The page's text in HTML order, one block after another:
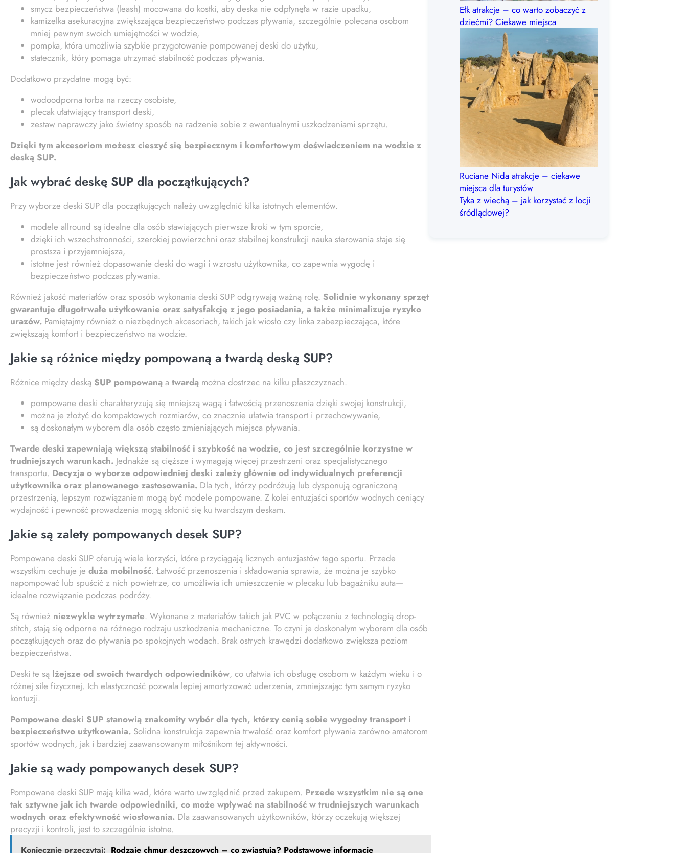
smycz bezpieczeństwa (leash) mocowana do kostki, aby deska nie odpłynęła w razie upadku,
kamizelka asekuracyjna zwiększająca bezpieczeństwo podczas pływania, szczególnie polecana osobom
mniej pewnym swoich umiejętności w wodzie,
pompka, która umożliwia szybkie przygotowanie pompowanej deski do użytku,
statecznik, który pomaga utrzymać stabilność podczas pływania.
Dodatkowo przydatne mogą być:
wodoodporna torba na rzeczy osobiste,
plecak ułatwiający transport deski,
zestaw naprawczy jako świetny sposób na radzenie sobie z ewentualnymi uszkodzeniami sprzętu.
Dzięki tym akcesoriom możesz cieszyć się bezpiecznym i komfortowym doświadczeniem na wodzie z
deską SUP.
Jak wybrać deskę SUP dla początkujących?
Przy wyborze deski SUP dla początkujących należy uwzględnić kilka istotnych elementów.
modele allround są idealne dla osób stawiających pierwsze kroki w tym sporcie,
dzięki ich wszechstronności, szerokiej powierzchni oraz stabilnej konstrukcji nauka sterowania staje się
prostsza i przyjemniejsza,
istotne jest również dopasowanie deski do wagi i wzrostu użytkownika, co zapewnia wygodę i
bezpieczeństwo podczas pływania.
Również jakość materiałów oraz sposób wykonania deski SUP odgrywają ważną rolę. Solidnie wykonany sprzęt
gwarantuje długotrwałe użytkowanie oraz satysfakcję z jego posiadania, a także minimalizuje ryzyko
urazów. Pamiętajmy również o niezbędnych akcesoriach, takich jak wiosło czy linka zabezpieczająca, które
zwiększają komfort i bezpieczeństwo na wodzie.
Jakie są różnice między pompowaną a twardą deską SUP?
Różnice między deską SUP pompowaną a twardą można dostrzec na kilku płaszczyznach.
pompowane deski charakteryzują się mniejszą wagą i łatwością przenoszenia dzięki swojej konstrukcji,
można je złożyć do kompaktowych rozmiarów, co znacznie ułatwia transport i przechowywanie,
są doskonałym wyborem dla osób często zmieniających miejsca pływania.
Twarde deski zapewniają większą stabilność i szybkość na wodzie, co jest szczególnie korzystne w
trudniejszych warunkach. Jednakże są cięższe i wymagają więcej przestrzeni oraz specjalistycznego
transportu. Decyzja o wyborze odpowiedniej deski zależy głównie od indywidualnych preferencji
użytkownika oraz planowanego zastosowania. Dla tych, którzy podróżują lub dysponują ograniczoną
przestrzenią, lepszym rozwiązaniem mogą być modele pompowane. Z kolei entuzjaści sportów wodnych ceniący
wydajność i pewność prowadzenia mogą skłonić się ku twardszym deskam.
Jakie są zalety pompowanych desek SUP?
Pompowane deski SUP oferują wiele korzyści, które przyciągają licznych entuzjastów tego sportu. Przede
wszystkim cechuje je duża mobilność. Łatwość przenoszenia i składowania sprawia, że można je szybko
napompować lub spuścić z nich powietrze, co umożliwia ich umieszczenie w plecaku lub bagażniku auta—
idealne rozwiązanie podczas podróży.
Są również niezwykle wytrzymałe. Wykonane z materiałów takich jak PVC w połączeniu z technologią drop-
stitch, stają się odporne na różnego rodzaju uszkodzenia mechaniczne. To czyni je doskonałym wyborem dla osób
początkujących oraz do pływania po spokojnych wodach. Brak ostrych krawędzi dodatkowo zwiększa poziom
bezpieczeństwa.
Deski te są lżejsze od swoich twardych odpowiedników, co ułatwia ich obsługę osobom w każdym wieku i o
różnej sile fizycznej. Ich elastyczność pozwala lepiej amortyzować uderzenia, zmniejszając tym samym ryzyko
kontuzji.
Pompowane deski SUP stanowią znakomity wybór dla tych, którzy cenią sobie wygodny transport i
bezpieczeństwo użytkowania. Solidna konstrukcja zapewnia trwałość oraz komfort pływania zarówno amatorom
sportów wodnych, jak i bardziej zaawansowanym miłośnikom tej aktywności.
Jakie są wady pompowanych desek SUP?
Pompowane deski SUP mają kilka wad, które warto uwzględnić przed zakupem. Przede wszystkim nie są one
tak sztywne jak ich twarde odpowiedniki, co może wpływać na stabilność w trudniejszych warunkach
wodnych oraz efektywność wiosłowania. Dla zaawansowanych użytkowników, którzy oczekują większej
precyzji i kontroli, jest to szczególnie istotne.
Koniecznie przeczytaj: Rodzaje chmur deszczowych – co zwiastują? Podstawowe informacje
Ełk atrakcje – co warto zobaczyć z
dziećmi? Ciekawe miejsca
Ruciane Nida atrakcje – ciekawe
miejsca dla turystów
Tyka z wiechą – jak korzystać z locji
śródlądowej?